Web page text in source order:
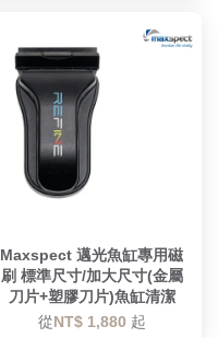
Maxspect 邁光魚缸專用磁
刷 標準尺寸/加大尺寸(金屬
刀片+塑膠刀片)魚缸清潔
從NT$ 1,880 起